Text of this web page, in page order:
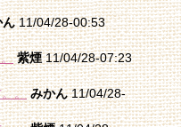
ん11/04/28-00:53
紫煙11/04/28-07:23
。 みかん11/04/28-